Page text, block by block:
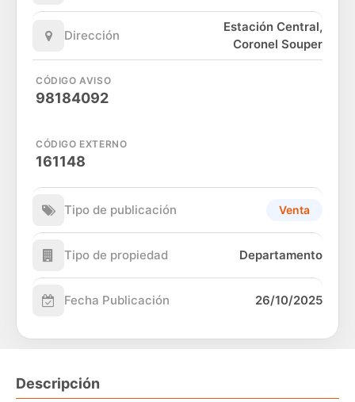
Dirección
Estación Central,
Coronel Souper
CÓDIGO AVISO
98184092
CÓDIGO EXTERNO
161148
Tipo de publicación Venta
Tipo de propiedad Departamento
Fecha Publicación 26/10/2025
Descripción